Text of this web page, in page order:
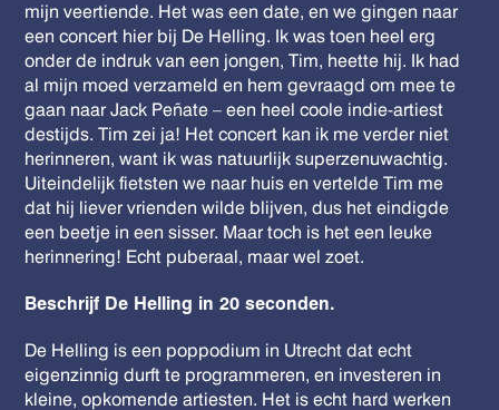
mijn veertiende. Het was een date, en we gingen naar
een concert hier bij De Helling. Ik was toen heel erg
onder de indruk van een jongen, Tim, heette hij. Ik had
al mijn moed verzameld en hem gevraagd om mee te
gaan naar Jack Peñate – een heel coole indie-artiest
destijds. Tim zei ja! Het concert kan ik me verder niet
herinneren, want ik was natuurlijk superzenuwachtig.
Uiteindelijk fietsten we naar huis en vertelde Tim me
dat hij liever vrienden wilde blijven, dus het eindigde
een beetje in een sisser. Maar toch is het een leuke
herinnering! Echt puberaal, maar wel zoet.
Beschrijf De Helling in 20 seconden.
De Helling is een poppodium in Utrecht dat echt
eigenzinnig durft te programmeren, en investeren in
kleine, opkomende artiesten. Het is echt hard werken